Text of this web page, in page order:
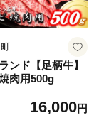
ンド【足柄牛】
肉用500g
16,000円